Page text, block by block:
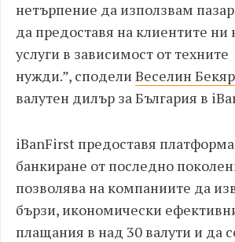
нетърпение да използвам
да предоставя на клиентите ни
услуги в зависимост от техните
нужди.”, сподели Веселин
валутен дилър за България в
iBanFirst предоставя
банкиране от последно
позволява на компаниите да
бързи, икономически
плащания в над 30 валути и да